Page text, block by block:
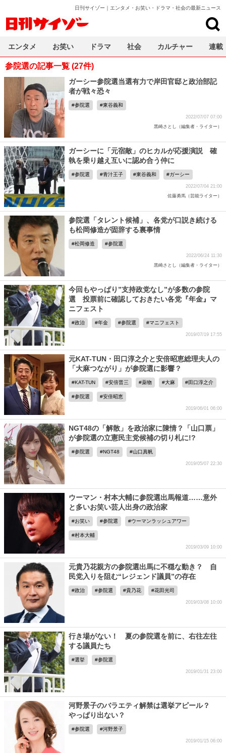
日刊サイゾー｜エンタメ・お笑い・ドラマ・社会の最新ニュース
参院選の記事一覧 (27件)
ガーシー参院選当選有力で岸田官邸と政治部記
者が戦々恐々
参院選 東谷義和
2022/07/07 07:00
黒崎さとし（編集者・ライター）
ガーシーに「元宿敵」のヒカルが応援演説 確
執を乗り越え互いに認め合う仲に
参院選 青汁王子 東谷義和 ガーシー
2022/07/04 21:00
佐藤勇馬（芸能ライター）
参院選「タレント候補」、各党が口説き続ける
も松岡修造が固辞する裏事情
松岡修造 参院選
2022/06/24 11:30
黒崎さとし（編集者・ライター）
今回もやっぱり”支持政党なし”が多数の参院
選 投票前に確認しておきたい各党『年金』マ
ニフェスト
政治 年金 参院選 マニフェスト
2019/07/19 17:55
元KAT-TUN・田口淳之介と安倍昭恵総理夫人の
「大麻つながり」が参院選に影響？
KAT-TUN 安倍晋三 薬物 大麻 田口淳之介
参院選 安倍昭恵
2019/06/01 06:00
NGT48の「解散」を政治家に陳情？「山口票」
が参院選の立憲民主党候補の切り札に!?
参院選 NGT48 山口真帆
2019/05/07 22:30
ウーマン・村本大輔に参院選出馬報道……意外
と多いお笑い芸人出身の政治家
お笑い 参院選 ウーマンラッシュアワー
村本大輔
2019/03/09 10:00
元貴乃花親方の参院選出馬に不穏な動き？ 自
民党入りを阻む“レジェンド議員”の存在
政治 参院選 貴乃花 花田光司
2019/03/08 10:00
行き場がない！ 夏の参院選を前に、右往左往
する議員たち
選挙 参院選
2019/01/31 23:00
河野景子のバラエティ解禁は選挙アピール？
やっぱり出ない？
参院選 河野景子
2019/01/15 06:00
エンタメ お笑い ドラマ 社会 カルチャー 連載